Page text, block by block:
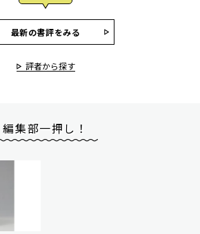
最新の書評をみる
評者から探す
編集部一押し！